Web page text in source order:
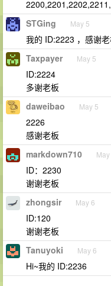
STGing May 5
我的 ID:2223 ，感谢
Taxpayer May 5
ID:2224
多谢老板
daweibao May 5
2226
感谢老板
markdown710
ID：2230
谢谢老板
zhongsir May 6
ID:120
谢谢老板
Tanuyoki May 6
Hi~我的 ID:2236